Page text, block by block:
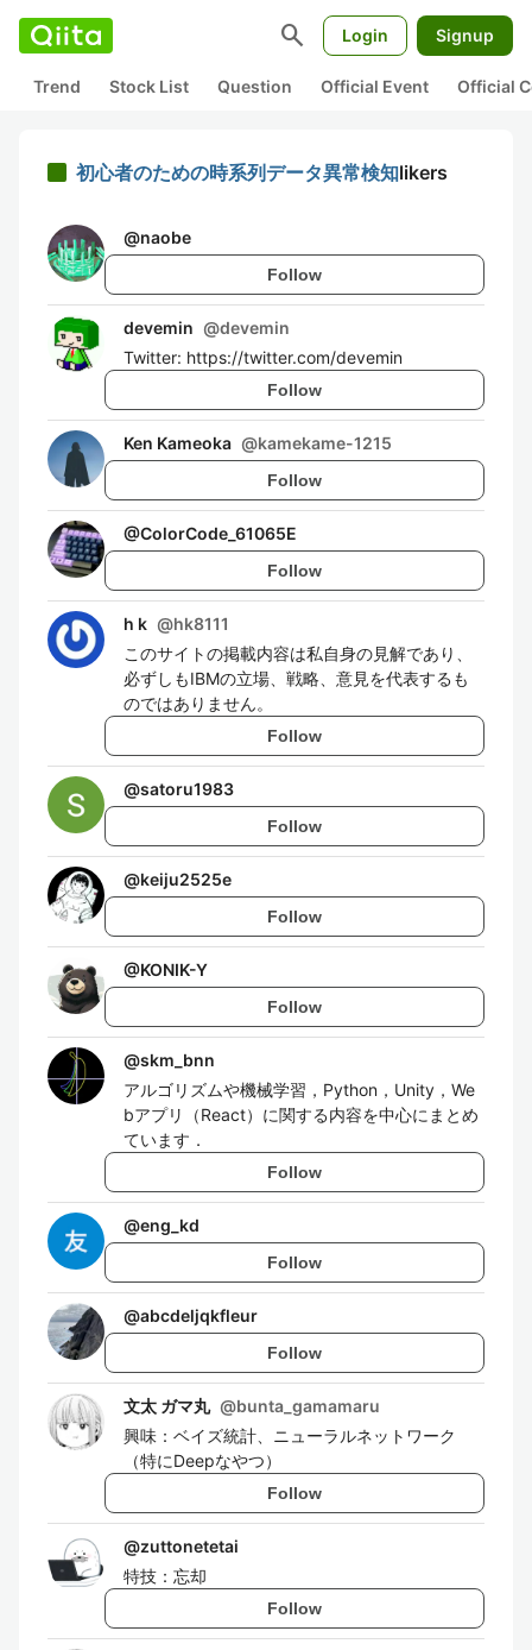
search Login Signup
Trend Stock List Question Official Event Official
初心者のための時系列データ異常検知likers
@naobe
Follow
devemin @devemin
Twitter: https://twitter.com/devemin
Follow
Ken Kameoka @kamekame-1215
Follow
@ColorCode_61065E
Follow
h k @hk8111
このサイトの掲載内容は私自身の見解であり、
必ずしもIBMの立場、戦略、意見を代表するも
のではありません。
Follow
@satoru1983
Follow
@keiju2525e
Follow
@KONIK-Y
Follow
@skm_bnn
アルゴリズムや機械学習，Python，Unity，We
bアプリ（React）に関する内容を中心にまとめ
ています．
Follow
@eng_kd
Follow
@abcdeljqkfleur
Follow
文太 ガマ丸 @bunta_gamamaru
興味：ベイズ統計、ニューラルネットワーク
（特にDeepなやつ）
Follow
@zuttonetetai
特技：忘却
Follow